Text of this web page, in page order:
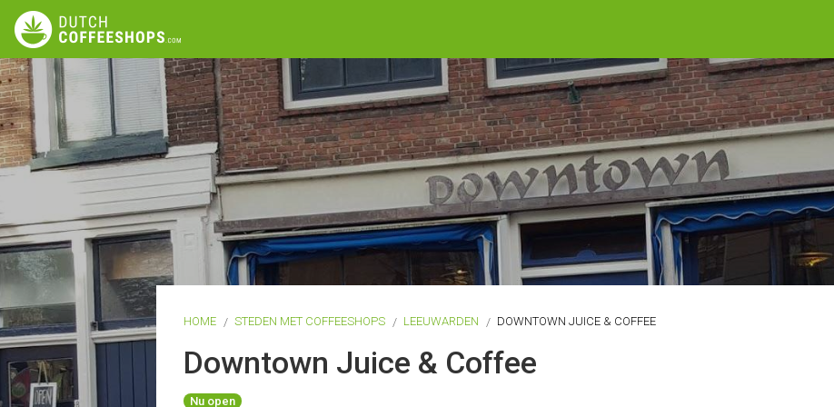
HOME STEDEN MET COFFEESHOPS LEEUWARDEN DOWNTOWN JUICE & COFFEE
Downtown Juice & Coffee
Nu open